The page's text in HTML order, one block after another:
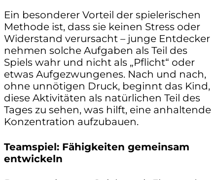
Ein besonderer Vorteil der spielerischen
Methode ist, dass sie keinen Stress oder
Widerstand verursacht – junge Entdecker
nehmen solche Aufgaben als Teil des
Spiels wahr und nicht als „Pflicht“ oder
etwas Aufgezwungenes. Nach und nach,
ohne unnötigen Druck, beginnt das Kind,
diese Aktivitäten als natürlichen Teil des
Tages zu sehen, was hilft, eine anhaltende
Konzentration aufzubauen.
Teamspiel: Fähigkeiten gemeinsam
entwickeln